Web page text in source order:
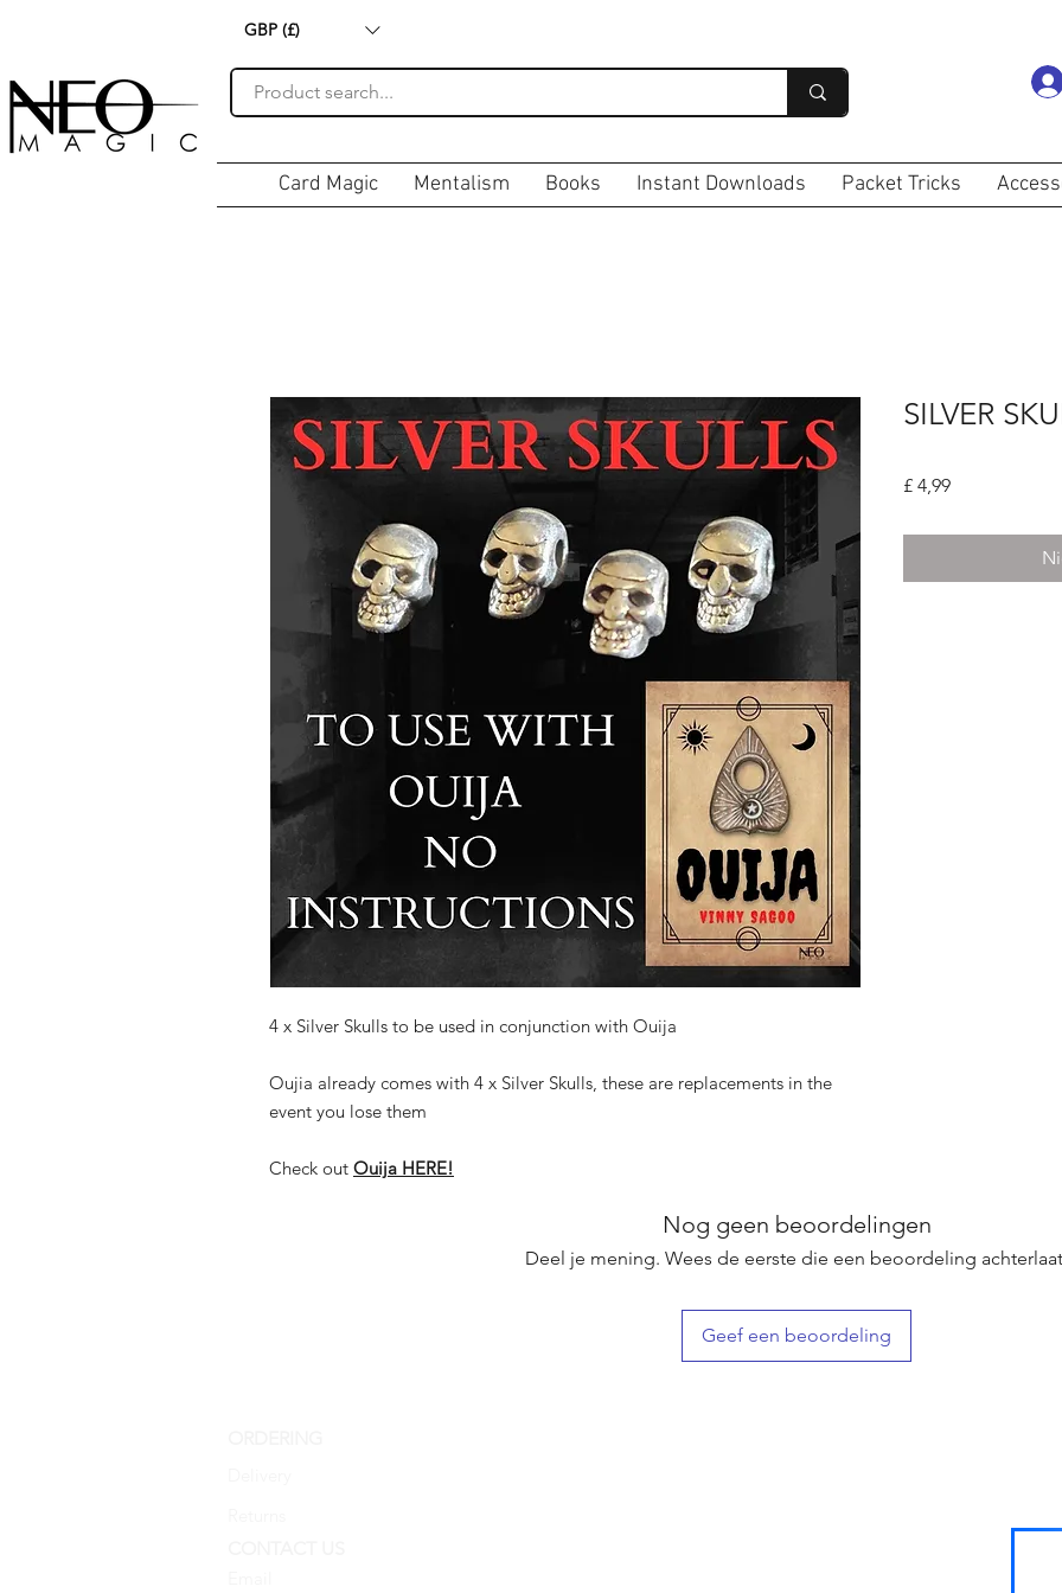
GBP (£)
Card Magic Mentalism Books Instant Downloads Packet Tricks
4 x Silver Skulls to be used in conjunction with Ouija
Oujia already comes with 4 x Silver Skulls, these are replacements in the
event you lose them
Check out Ouija HERE!
SILVER
£ 4,99Prijs
Nog geen beoordelingen
Deel je mening. Wees de eerste die een beoordeling
Geef een beoordeling